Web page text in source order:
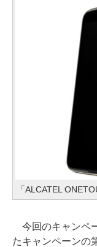
「ALCATEL
今回のキャンペ
たキャンペーンの